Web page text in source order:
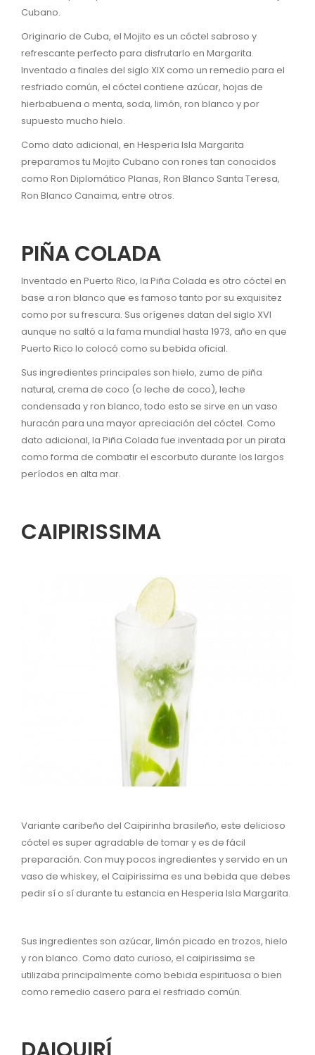
Cubano.
Originario de Cuba, el Mojito es un cóctel sabroso y
refrescante perfecto para disfrutarlo en Margarita.
Inventado a finales del siglo XIX como un remedio para el
resfriado común, el cóctel contiene azúcar, hojas de
hierbabuena o menta, soda, limón, ron blanco y por
supuesto mucho hielo.
Como dato adicional, en Hesperia Isla Margarita
preparamos tu Mojito Cubano con rones tan conocidos
como Ron Diplomático Planas, Ron Blanco Santa Teresa,
Ron Blanco Canaima, entre otros.
PIÑA COLADA
Inventado en Puerto Rico, la Piña Colada es otro cóctel en
base a ron blanco que es famoso tanto por su exquisitez
como por su frescura. Sus orígenes datan del siglo XVI
aunque no saltó a la fama mundial hasta 1973, año en que
Puerto Rico lo colocó como su bebida oficial.
Sus ingredientes principales son hielo, zumo de piña
natural, crema de coco (o leche de coco), leche
condensada y ron blanco, todo esto se sirve en un vaso
huracán para una mayor apreciación del cóctel. Como
dato adicional, la Piña Colada fue inventada por un pirata
como forma de combatir el escorbuto durante los largos
períodos en alta mar.
CAIPIRISSIMA
Variante caribeño del Caipirinha brasileño, este delicioso
cóctel es super agradable de tomar y es de fácil
preparación. Con muy pocos ingredientes y servido en un
vaso de whiskey, el Caipirissima es una bebida que debes
pedir sí o sí durante tu estancia en Hesperia Isla Margarita.
Sus ingredientes son azúcar, limón picado en trozos, hielo
y ron blanco. Como dato curioso, el caipirissima se
utilizaba principalmente como bebida espirituosa o bien
como remedio casero para el resfriado común.